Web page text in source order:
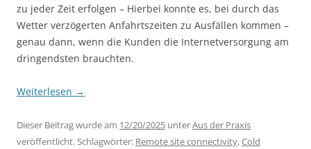
zu jeder Zeit erfolgen – Hierbei konnte es, bei durch das
Wetter verzögerten Anfahrtszeiten zu Ausfällen kommen –
genau dann, wenn die Kunden die Internetversorgung am
dringendsten brauchten.
Weiterlesen →
Dieser Beitrag wurde am 12/20/2025 unterAus der Praxis
veröffentlicht. Schlagwörter: Remote site connectivity,Cold